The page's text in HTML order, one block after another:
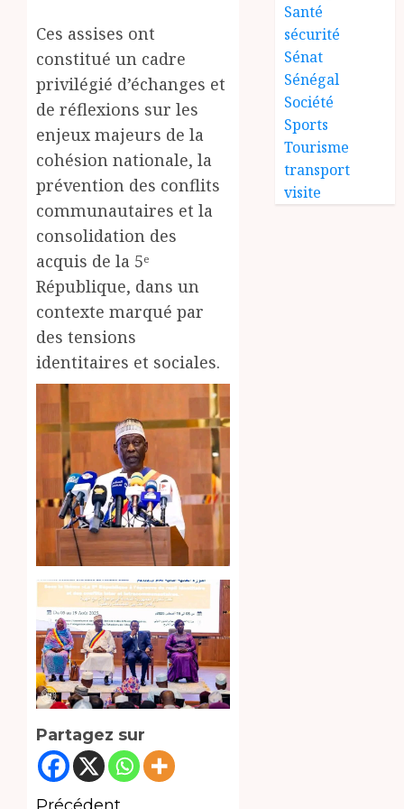
Ces assises ont
constitué un cadre
privilégié d’échanges et
de réflexions sur les
enjeux majeurs de la
cohésion nationale, la
prévention des conflits
communautaires et la
consolidation des
acquis de la 5ᵉ
République, dans un
contexte marqué par
des tensions
identitaires et sociales.
Partagez sur
Santé
sécurité
Sénat
Sénégal
Société
Sports
Tourisme
transport
visite